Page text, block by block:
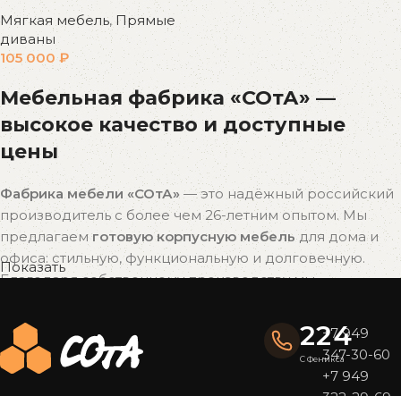
Мягкая мебель, Прямые
диваны
105 000₽
Мебельная фабрика «СОтА» —
высокое качество и доступные
цены
Фабрика мебели «СОтА» — это надёжный российский
производитель с более чем 26-летним опытом. Мы
предлагаемготовую корпусную мебельдля дома и
офиса: стильную, функциональную и долговечную.
Благодаря собственному производству мы
качества
Почему выбирают мебель «СОтА»?
Показать
224
С Феникса
+7 949
347-30-60
+7 949